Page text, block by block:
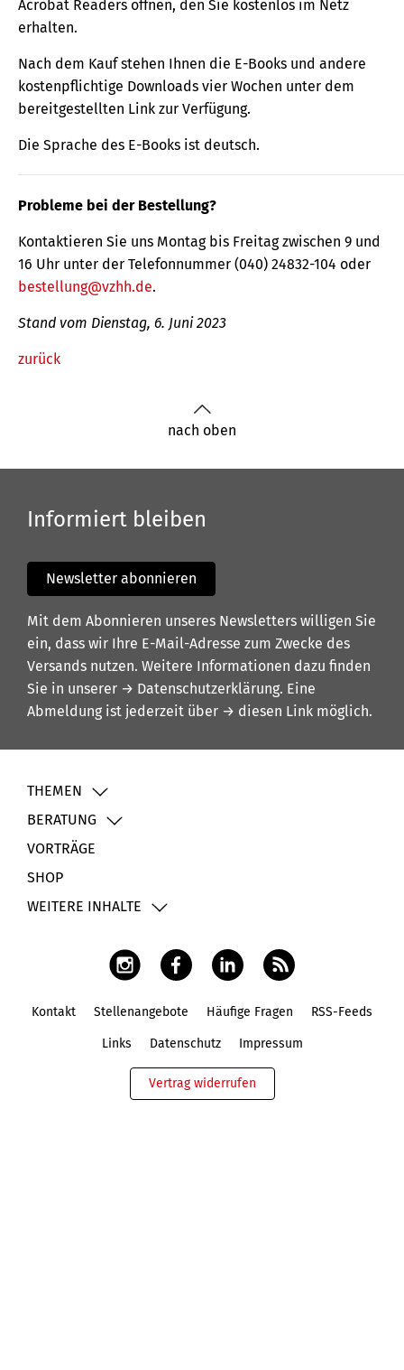
Acrobat Readers öffnen, den Sie kostenlos im Netz
erhalten.
Nach dem Kauf stehen Ihnen die E-Books und andere
kostenpflichtige Downloads vier Wochen unter dem
bereitgestellten Link zur Verfügung.
Die Sprache des E-Books ist deutsch.
Probleme bei der Bestellung?
Kontaktieren Sie uns Montag bis Freitag zwischen 9 und
16 Uhr unter der Telefonnummer (040) 24832-104 oder
bestellung@vzhh.de.
Stand vom Dienstag, 6. Juni 2023
zurück
nach oben
Informiert bleiben
Newsletter abonnieren
Mit dem Abonnieren unseres Newsletters willigen Sie
ein, dass wir Ihre E-Mail-Adresse zum Zwecke des
Versands nutzen. Weitere Informationen dazu finden
Sie in unserer → Datenschutzerklärung. Eine
Abmeldung ist jederzeit über → diesen Link möglich.
THEMEN
BERATUNG
VORTRÄGE
SHOP
WEITERE INHALTE
Kontakt Stellenangebote Häufige Fragen RSS-Feeds
Links Datenschutz Impressum
Vertrag widerrufen